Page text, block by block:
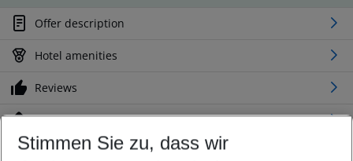
Offer description
Hotel amenities
Reviews
Location
Stimmen Sie zu, dass wir